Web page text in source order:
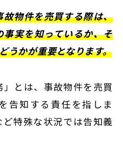
故物件を売買する際は、
実を知っているか、そ
うかが重要となります。
とは、事故物件を売買
告知する責任を指しま
特殊な状況では告知義